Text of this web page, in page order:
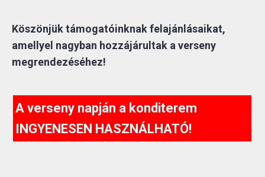
Köszönjük támogatóinknak felajánlásaikat,
amellyel nagyban hozzájárultak a verseny
megrendezéséhez!
A verseny napján a konditerem
INGYENESEN HASZNÁLHATÓ!